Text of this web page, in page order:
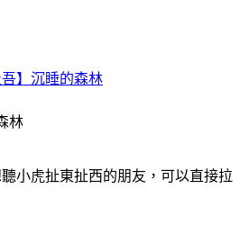
吾】沉睡的森林
小虎扯東扯西的朋友，可以直接拉